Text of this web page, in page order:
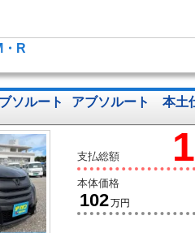
・R
ソルート アブソルート 本
支払総額
本体価格
102万円